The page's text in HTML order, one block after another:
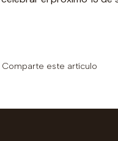
Comparte este artículo